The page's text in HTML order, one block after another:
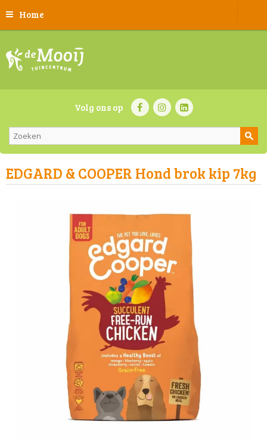
Home
Volg ons op
EDGARD & COOPER Hond brok kip 7kg